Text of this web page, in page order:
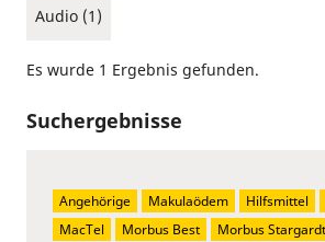
Audio (1)
Es wurde 1 Ergebnis gefunden.
Suchergebnisse
Angehörige Makulaödem Hilfsmittel
MacTel
Morbus Best Morbus Stargardt